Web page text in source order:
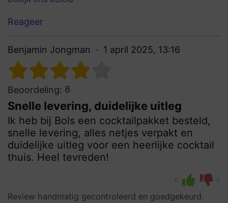
Reageer
Benjamin Jongman 1 april 2025, 13:16
Beoordeling: 8
Snelle levering, duidelijke uitleg
Ik heb bij Bols een cocktailpakket besteld,
snelle levering, alles netjes verpakt en
duidelijke uitleg voor een heerlijke cocktail
thuis. Heel tevreden!
0 0
Review handmatig gecontroleerd en goedgekeurd.